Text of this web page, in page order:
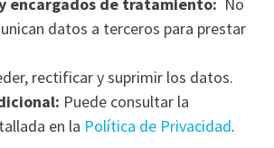
datos a terceros para prestar
rectificar y suprimir los datos.
Puede consultar la
en la Política de Privacidad.